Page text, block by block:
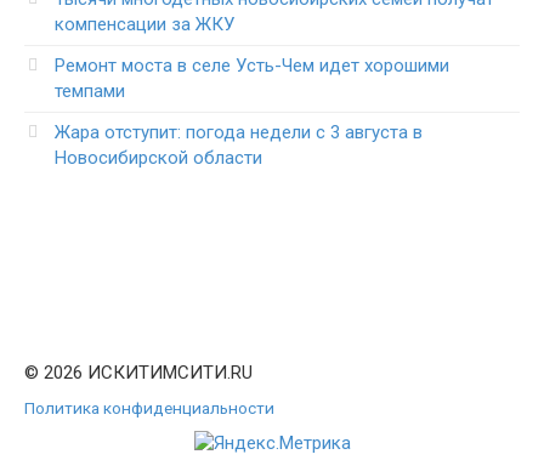
компенсации за ЖКУ
Ремонт моста в селе Усть-Чем идет хорошими
темпами
Жара отступит: погода недели с 3 августа в
Новосибирской области
© 2026 ИСКИТИМСИТИ.RU
Политика конфиденциальности